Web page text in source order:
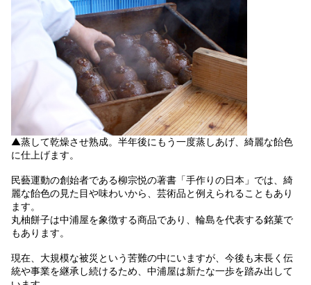
▲蒸して乾燥させ熟成。半年後にもう一度蒸しあげ、綺麗な飴色
に仕上げます。
民藝運動の創始者である柳宗悦の著書「手作りの日本」では、綺
麗な飴色の見た目や味わいから、芸術品と例えられることもあり
ます。
丸柚餅子は中浦屋を象徴する商品であり、輪島を代表する銘菓で
もあります。
現在、大規模な被災という苦難の中にいますが、今後も末長く伝
統や事業を継承し続けるため、中浦屋は新たな一歩を踏み出して